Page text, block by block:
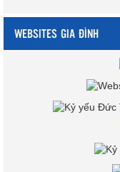
WEBSITES GIA ĐÌNH